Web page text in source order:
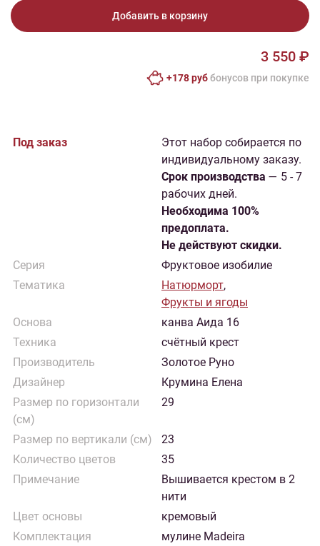
Добавить в корзину
3 550 ₽
+178 руббонусов при покупке
Под заказ
Этот набор собирается по
индивидуальному заказу.
Cрок производства — 5 - 7
рабочих дней.
Необходима 100%
предоплата.
Не действуют скидки.
Серия
Фруктовое изобилие
Тематика
Натюрморт,
Фрукты и ягоды
Основа
канва Аида 16
Техника
счётный крест
Производитель
Золотое Руно
Дизайнер
Крумина Елена
Размер по горизонтали
(см)
29
Размер по вертикали (см)
23
Количество цветов
35
Примечание
Вышивается крестом в 2
нити
Цвет основы
кремовый
Комплектация
мулине Madeira